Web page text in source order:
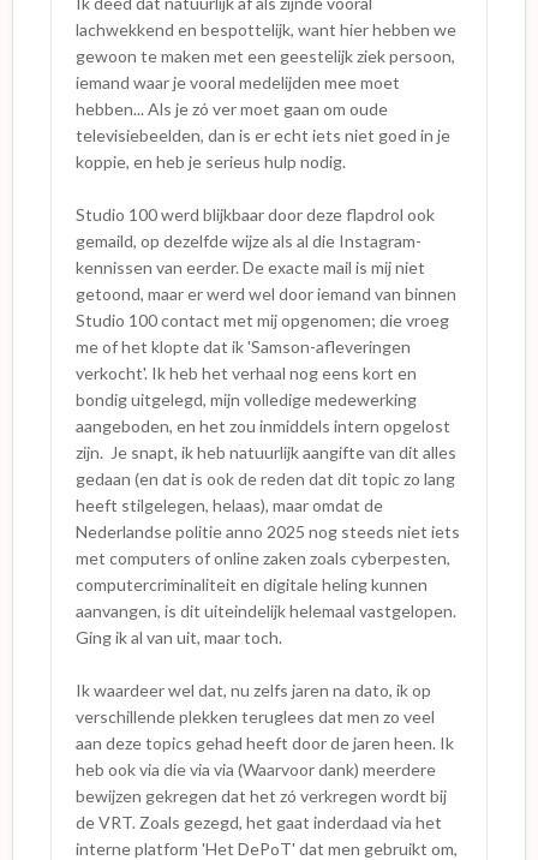
lachwekkend en bespottelijk, want hier hebben we
gewoon te maken met een geestelijk ziek persoon,
iemand waar je vooral medelijden mee moet
hebben... Als je zó ver moet gaan om oude
televisiebeelden, dan is er echt iets niet goed in je
koppie, en heb je serieus hulp nodig.
Studio 100 werd blijkbaar door deze flapdrol ook
gemaild, op dezelfde wijze als al die Instagram-
kennissen van eerder. De exacte mail is mij niet
getoond, maar er werd wel door iemand van binnen
Studio 100 contact met mij opgenomen; die vroeg
me of het klopte dat ik 'Samson-afleveringen
verkocht'. Ik heb het verhaal nog eens kort en
bondig uitgelegd, mijn volledige medewerking
aangeboden, en het zou inmiddels intern opgelost
zijn. Je snapt, ik heb natuurlijk aangifte van dit alles
gedaan (en dat is ook de reden dat dit topic zo lang
heeft stilgelegen, helaas), maar omdat de
Nederlandse politie anno 2025 nog steeds niet iets
met computers of online zaken zoals cyberpesten,
computercriminaliteit en digitale heling kunnen
aanvangen, is dit uiteindelijk helemaal vastgelopen.
Ging ik al van uit, maar toch.
Ik waardeer wel dat, nu zelfs jaren na dato, ik op
verschillende plekken teruglees dat men zo veel
aan deze topics gehad heeft door de jaren heen. Ik
heb ook via die via via (Waarvoor dank) meerdere
bewijzen gekregen dat het zó verkregen wordt bij
de VRT. Zoals gezegd, het gaat inderdaad via het
interne platform 'Het DePoT' dat men gebruikt om,